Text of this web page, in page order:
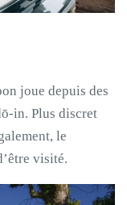
joue depuis des
in. Plus discret
le
visité.